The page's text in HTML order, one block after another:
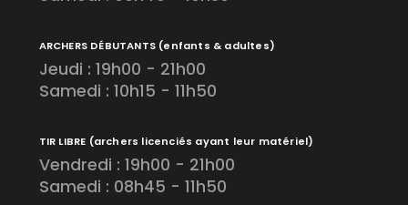
ARCHERS DÉBUTANTS (enfants & adultes)
Jeudi : 19h00 - 21h00
Samedi : 10h15 - 11h50
TIR LIBRE (archers licenciés ayant leur matériel)
Vendredi : 19h00 - 21h00
Samedi : 08h45 - 11h50